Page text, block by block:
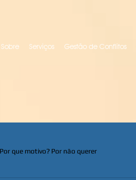
Sobre Serviços Gestão de Conflitos
que motivo? Por não querer